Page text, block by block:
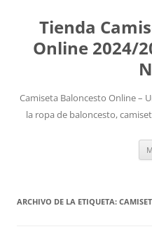
Tienda
Online 2024/
Camiseta Baloncesto Online –
la ropa de baloncesto,
ARCHIVO DE LA ETIQUETA: